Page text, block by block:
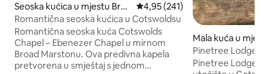
Seoska kućica u mjestu Broa
d Marston
Prosječna ocjena: 4,95 od 5,
4,95 (241)
Romantična seoska kućica u Cotswoldsu
Romantična seoska kuća Cotswolds
Chapel – Ebenezer Chapel u mirnom
Broad Marstonu. Ova predivna kapela
pretvorena u smještaj s jednom
Mala kuća u
n
Pinetree Lodge,
Cotswoldsu
Pinetree Lodge